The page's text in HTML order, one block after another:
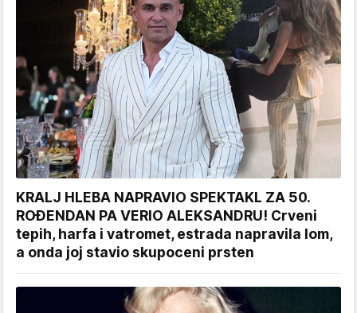
KRALJ HLEBA NAPRAVIO SPEKTAKL ZA 50.
ROĐENDAN PA VERIO ALEKSANDRU! Crveni
tepih, harfa i vatromet, estrada napravila lom,
a onda joj stavio skupoceni prsten